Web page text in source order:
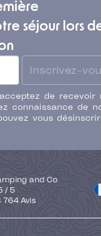
séjour lors
Inscrivez-
de recevoir
connaissance de
vous
and Co
/ 5
764Avis